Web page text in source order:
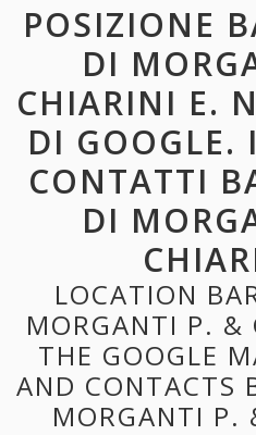
POSIZIONE
DI
CHIARINI E.
DI GOOGLE.
CONTATTI
DI
LOCATION
MORGANTI P. &
THE GOOGLE
AND CONTACTS
MORGANTI P.